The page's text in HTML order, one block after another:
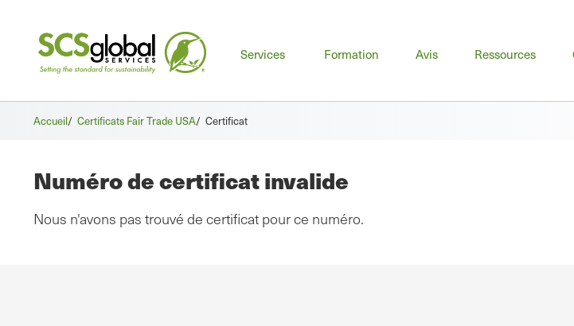
Services
Menu
Formation Avis Ressources
Accueil/ Certificats Fair Trade USA/ Certificat
Numéro de certificat invalide
Nous n'avons pas trouvé de certificat pour ce numéro.